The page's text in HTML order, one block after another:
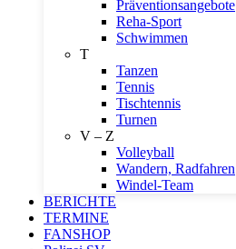
Präventionsangebote
Reha-Sport
Schwimmen
T
Tanzen
Tennis
Tischtennis
Turnen
V – Z
Volleyball
Wandern, Radfahren
Windel-Team
BERICHTE
TERMINE
FANSHOP